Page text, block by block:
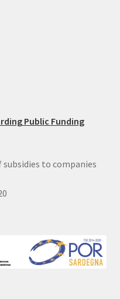
Public Funding
to companies